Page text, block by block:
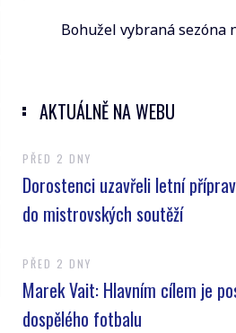
Bohužel vybraná sezóna
AKTUÁLNĚ NA WEBU
PŘED 2 DNY
Dorostenci uzavřeli letní
do mistrovských soutěží
PŘED 2 DNY
Marek Vait: Hlavním cílem je
dospělého fotbalu